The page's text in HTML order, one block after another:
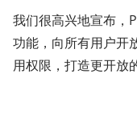
我们很高兴地宣布，
功能，向所有用户开
用权限，打造更开放